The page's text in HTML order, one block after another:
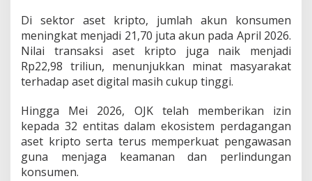
Di sektor aset kripto, jumlah akun konsumen
meningkat menjadi 21,70 juta akun pada April 2026.
Nilai transaksi aset kripto juga naik menjadi
Rp22,98 triliun, menunjukkan minat masyarakat
terhadap aset digital masih cukup tinggi.
Hingga Mei 2026, OJK telah memberikan izin
kepada 32 entitas dalam ekosistem perdagangan
aset kripto serta terus memperkuat pengawasan
guna menjaga keamanan dan perlindungan
konsumen.